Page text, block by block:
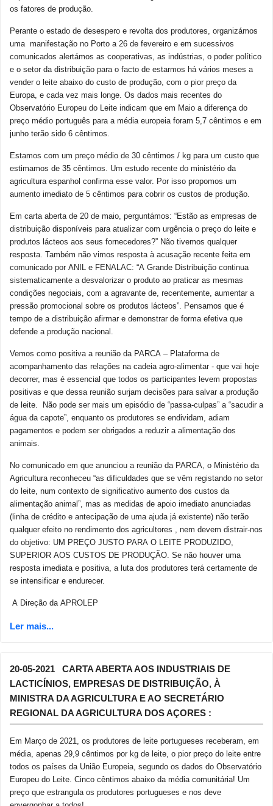
os fatores de produção.
Perante o estado de desespero e revolta dos produtores, organizámos
uma manifestação no Porto a 26 de fevereiro e em sucessivos
comunicados alertámos as cooperativas, as indústrias, o poder político
e o setor da distribuição para o facto de estarmos há vários meses a
vender o leite abaixo do custo de produção, com o pior preço da
Europa, e cada vez mais longe. Os dados mais recentes do
Observatório Europeu do Leite indicam que em Maio a diferença do
preço médio português para a média europeia foram 5,7 cêntimos e em
junho terão sido 6 cêntimos.
Estamos com um preço médio de 30 cêntimos / kg para um custo que
estimamos de 35 cêntimos. Um estudo recente do ministério da
agricultura espanhol confirma esse valor. Por isso propomos um
aumento imediato de 5 cêntimos para cobrir os custos de produção.
Em carta aberta de 20 de maio, perguntámos: “Estão as empresas de
distribuição disponíveis para atualizar com urgência o preço do leite e
produtos lácteos aos seus fornecedores?” Não tivemos qualquer
resposta. Também não vimos resposta à acusação recente feita em
comunicado por ANIL e FENALAC: “A Grande Distribuição continua
sistematicamente a desvalorizar o produto ao praticar as mesmas
condições negociais, com a agravante de, recentemente, aumentar a
pressão promocional sobre os produtos lácteos”. Pensamos que é
tempo de a distribuição afirmar e demonstrar de forma efetiva que
defende a produção nacional.
Vemos como positiva a reunião da PARCA – Plataforma de
acompanhamento das relações na cadeia agro-alimentar - que vai hoje
decorrer, mas é essencial que todos os participantes levem propostas
positivas e que dessa reunião surjam decisões para salvar a produção
de leite. Não pode ser mais um episódio de “passa-culpas” a “sacudir a
água da capote”, enquanto os produtores se endividam, adiam
pagamentos e podem ser obrigados a reduzir a alimentação dos
animais.
No comunicado em que anunciou a reunião da PARCA, o Ministério da
Agricultura reconheceu “as dificuldades que se vêm registando no setor
do leite, num contexto de significativo aumento dos custos da
alimentação animal”, mas as medidas de apoio imediato anunciadas
(linha de crédito e antecipação de uma ajuda já existente) não terão
qualquer efeito no rendimento dos agricultores , nem devem distrair-nos
do objetivo: UM PREÇO JUSTO PARA O LEITE PRODUZIDO,
SUPERIOR AOS CUSTOS DE PRODUÇÃO. Se não houver uma
resposta imediata e positiva, a luta dos produtores terá certamente de
se intensificar e endurecer.
A Direção da APROLEP
20-05-2021 CARTA ABERTA AOS INDUSTRIAIS DE
LACTICÍNIOS, EMPRESAS DE DISTRIBUIÇÃO, À
MINISTRA DA AGRICULTURA E AO SECRETÁRIO
REGIONAL DA AGRICULTURA DOS AÇORES :
Em Março de 2021, os produtores de leite portugueses receberam, em
média, apenas 29,9 cêntimos por kg de leite, o pior preço do leite entre
todos os países da União Europeia, segundo os dados do Observatório
Europeu do Leite. Cinco cêntimos abaixo da média comunitária! Um
preço que estrangula os produtores portugueses e nos deve